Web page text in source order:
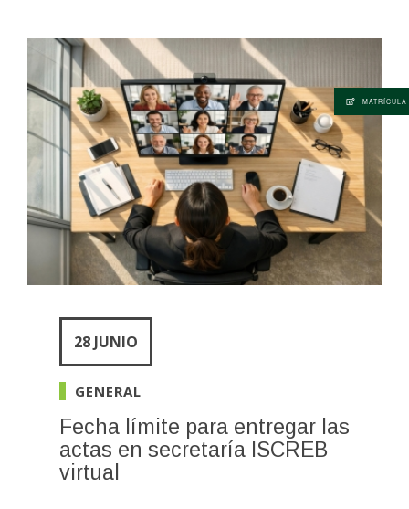
MATRÍCULA
28 JUNIO
GENERAL
Fecha límite para entregar las
actas en secretaría ISCREB
virtual